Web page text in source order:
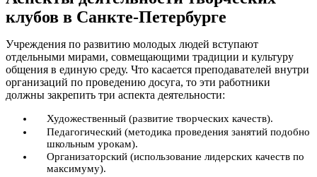
клубов в Санкте-Петербурге
Учреждения по развитию молодых людей вступают
отдельными мирами, совмещающими традиции и культуру
общения в единую среду. Что касается преподавателей внутри
организаций по проведению досуга, то эти работники
должны закрепить три аспекта деятельности:
Художественный (развитие творческих качеств).
Педагогический (методика проведения занятий подобно
школьным урокам).
Организаторский (использование лидерских качеств по
максимуму).